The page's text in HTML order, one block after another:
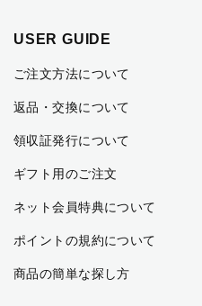
USER GUIDE
ご注文方法について
返品・交換について
領収証発行について
ギフト用のご注文
ネット会員特典について
ポイントの規約について
商品の簡単な探し方